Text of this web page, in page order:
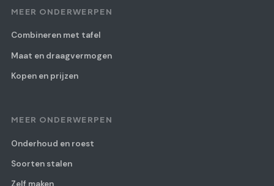
MEER ONDERWERPEN
Combineren met tafel
Maat en draagvermogen
Kopen en prijzen
MEER ONDERWERPEN
Onderhoud en roest
Soorten stalen